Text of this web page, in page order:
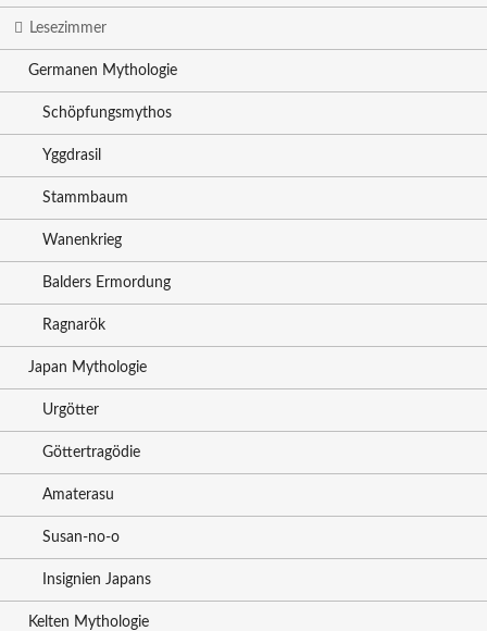
Lesezimmer
Germanen Mythologie
Schöpfungsmythos
Yggdrasil
Stammbaum
Wanenkrieg
Balders Ermordung
Ragnarök
Japan Mythologie
Urgötter
Göttertragödie
Amaterasu
Susan-no-o
Insignien Japans
Kelten Mythologie